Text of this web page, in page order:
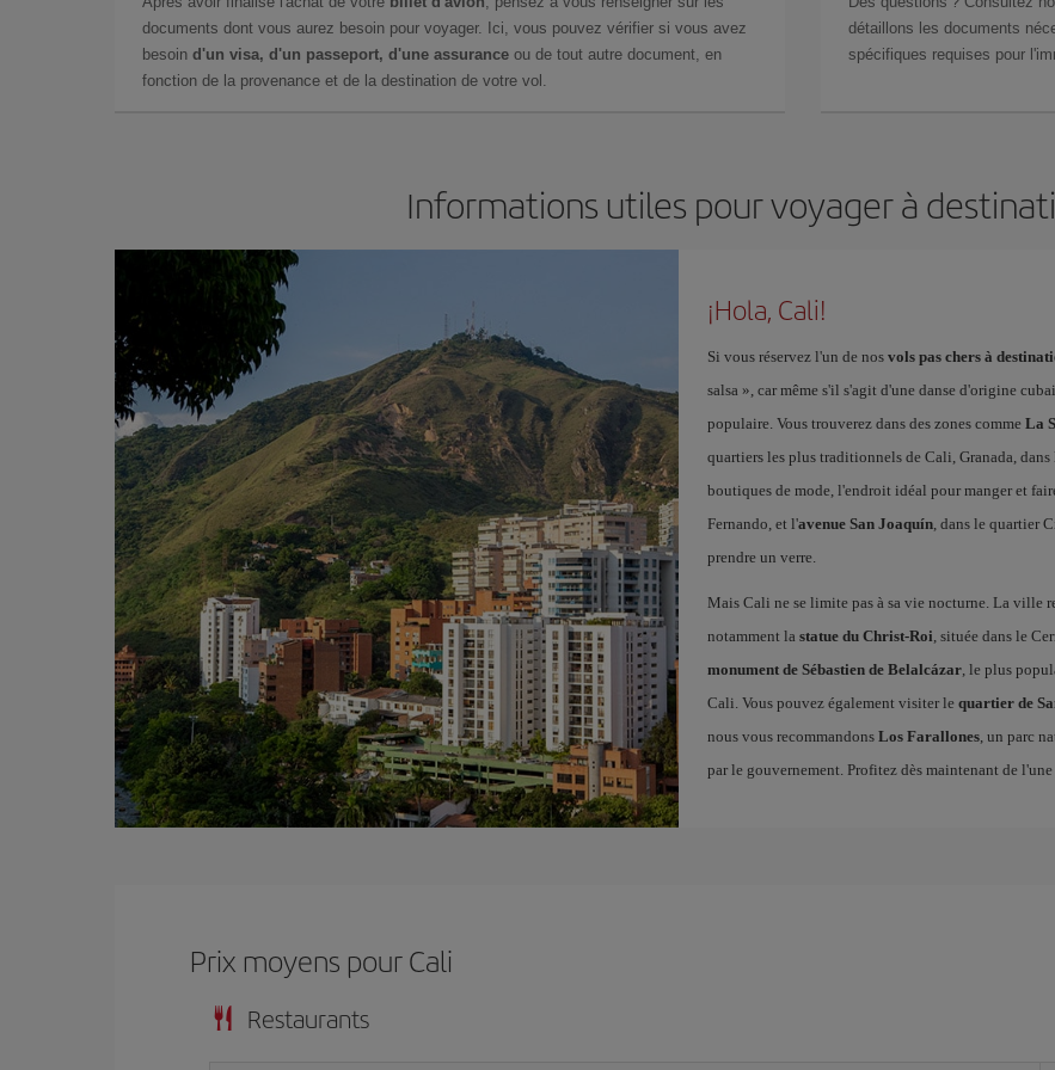
documents dont vous aurez besoin pour voyager. Ici, vous pouvez vérifier si vous avez
besoin d'un visa, d'un passeport, d'une assurance ou de tout autre document, en
fonction de la provenance et de la destination de votre vol.
détaillons les documents
spécifiques requises pour
Informations utiles pour voyager à
¡Hola, Cali!
Si vous réservez l'un de nos vols pas chers à
salsa », car même s'il s'agit d'une danse d'origine
populaire. Vous trouverez dans des zones comme La
quartiers les plus traditionnels de Cali, Granada,
boutiques de mode, l'endroit idéal pour manger et
Fernando, et l'avenue San Joaquín, dans le quartier
prendre un verre.
Mais Cali ne se limite pas à sa vie nocturne. La ville
notamment la statue du Christ-Roi, située dans le
monument de Sébastien de Belalcázar, le plus
Cali. Vous pouvez également visiter le quartier de
nous vous recommandons Los Farallones, un parc
par le gouvernement. Profitez dès maintenant de l'une
Prix ​​moyens pour Cali
Restaurants